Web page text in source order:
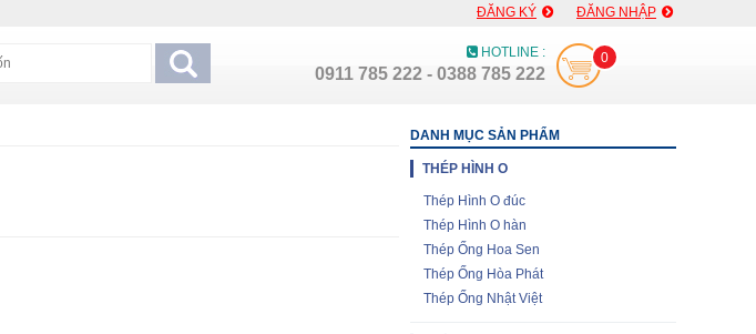
ĐĂNG KÝ ĐĂNG NHẬP
HOTLINE :
0911 785 222 - 0388 785 222
0
DANH MỤC SẢN PHẨM
THÉP HÌNH O
Thép Hình O đúc
Thép Hình O hàn
Thép Ống Hoa Sen
Thép Ống Hòa Phát
Thép Ống Nhật Việt